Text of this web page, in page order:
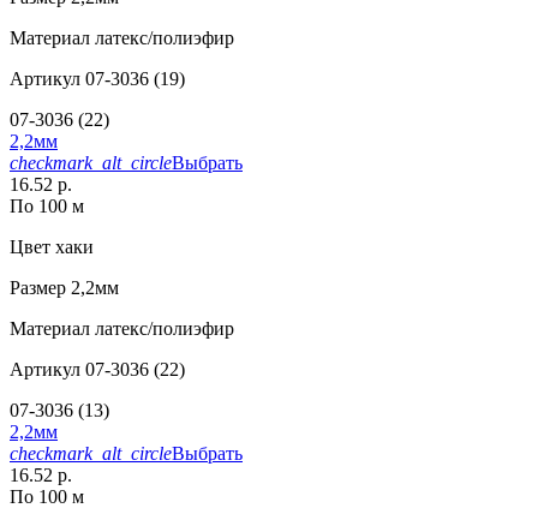
Материал латекс/полиэфир
Артикул 07-3036 (19)
07-3036 (22)
2,2мм
checkmark_alt_circleВыбрать
16.52 р.
По 100 м
Цвет хаки
Размер 2,2мм
Материал латекс/полиэфир
Артикул 07-3036 (22)
07-3036 (13)
2,2мм
checkmark_alt_circleВыбрать
16.52 р.
По 100 м